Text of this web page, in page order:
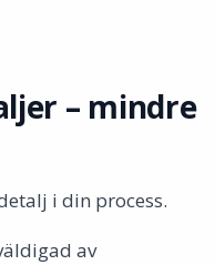
– mindre
i din process.
av